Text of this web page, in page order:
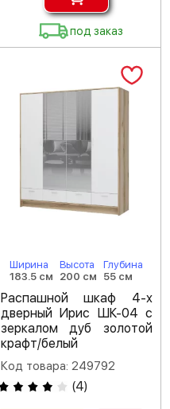
под заказ
Ширина
183.5 см
Высота
200 см
Глубина
55 см
Распашной шкаф 4-х
дверный Ирис ШК-04 с
зеркалом дуб золотой
крафт/белый
Код товара: 249792
(4)